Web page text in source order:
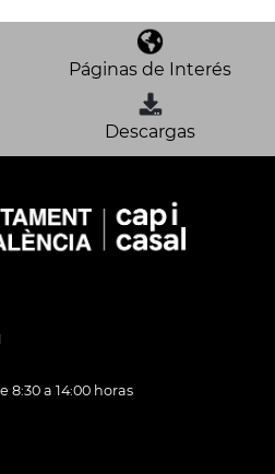
Páginas de Interés
Descargas
8:30 a 14:00 horas